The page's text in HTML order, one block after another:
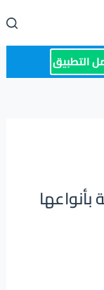
التطبيق